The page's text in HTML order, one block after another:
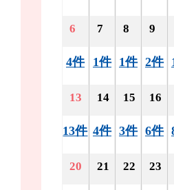
6
4件
7
1件
8
1件
9
2件
13
13件
14
4件
15
3件
16
6件
20 21 22 23